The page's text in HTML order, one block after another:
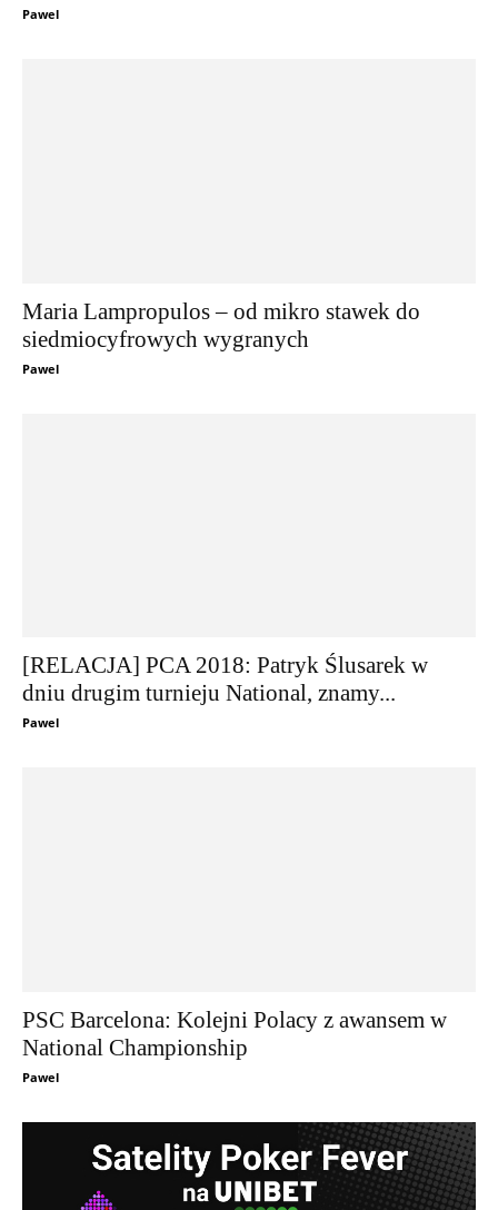
Pawel
Maria Lampropulos – od mikro stawek do
siedmiocyfrowych wygranych
Pawel
[RELACJA] PCA 2018: Patryk Ślusarek w
dniu drugim turnieju National, znamy...
Pawel
PSC Barcelona: Kolejni Polacy z awansem w
National Championship
Pawel